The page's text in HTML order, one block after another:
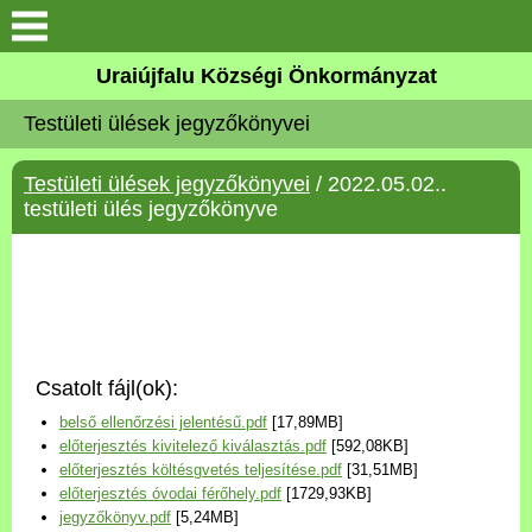
Köszöntő
Elérhetőségek
Uraiújfalu
Választási információk
Versenyképes Járások
Program
Uraiújfalu Községi Önkormányzat
Testületi ülések jegyzőkönyvei
Testületi ülések jegyzőkönyvei / 2022.05.02..
testületi ülés jegyzőkönyve
Csatolt fájl(ok):
belső ellenőrzési jelentésű.pdf [17,89MB]
előterjesztés kivitelező kiválasztás.pdf [592,08KB]
előterjesztés költésgvetés teljesítése.pdf [31,51MB]
előterjesztés óvodai férőhely.pdf [1729,93KB]
jegyzőkönyv.pdf [5,24MB]